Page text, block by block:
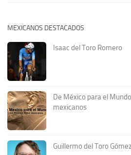
MEXICANOS DESTACADOS
Isaac del Toro Romero
De México para el
mexicanos
Guillermo del Toro